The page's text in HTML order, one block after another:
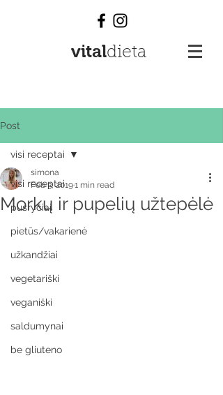
vitaldieta
Post
visi receptai
pusryčiai
pietūs/vakarienė
užkandžiai
vegetariški
veganiški
saldumynai
be gliuteno
visi receptai
Morkų ir pupelių užtepėlė
simona
Feb 3, 20191 min read